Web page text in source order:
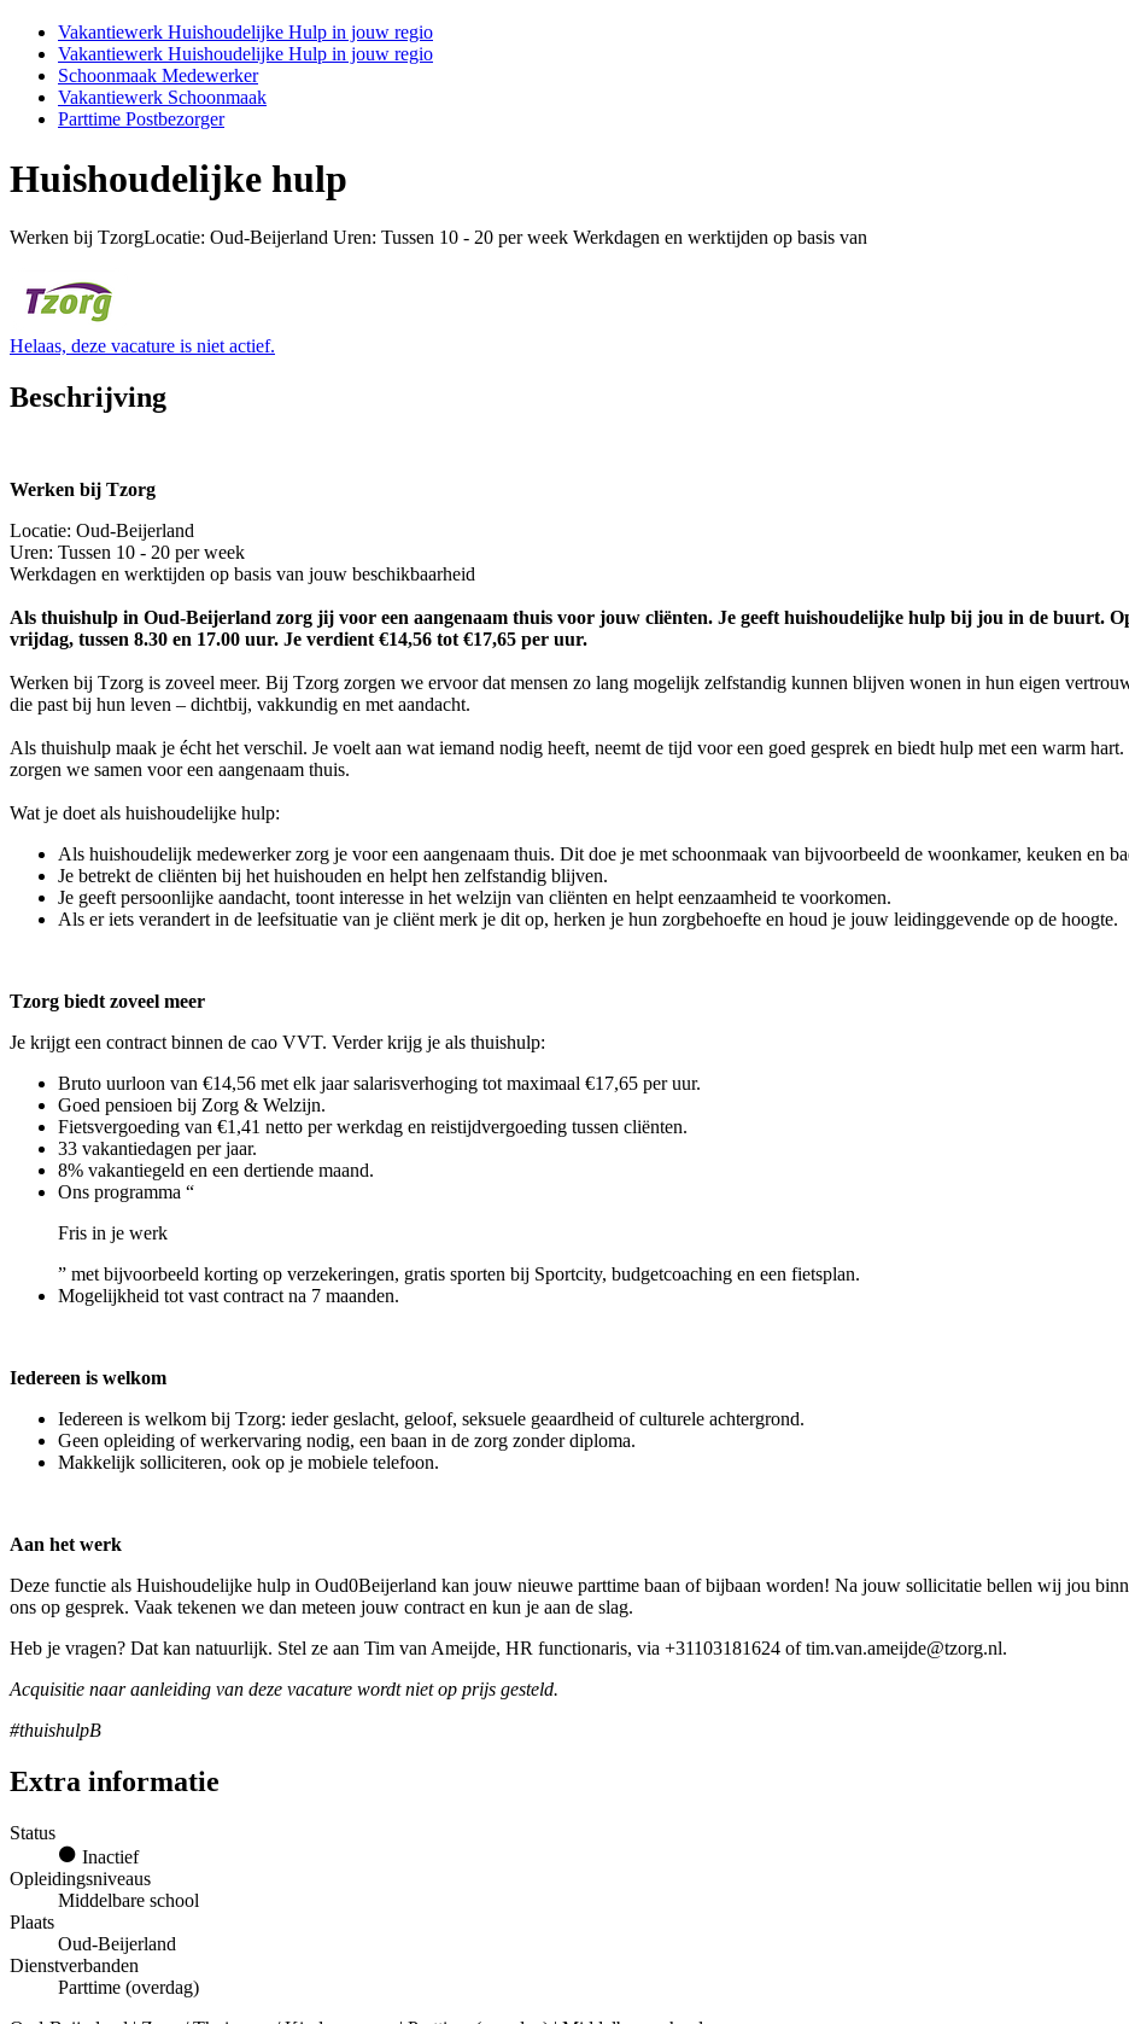
Vakantiewerk Huishoudelijke Hulp in jouw regio
Vakantiewerk Huishoudelijke Hulp in jouw regio
Schoonmaak Medewerker
Vakantiewerk Schoonmaak
Parttime Postbezorger
Huishoudelijke hulp
Werken bij TzorgLocatie: Oud-Beijerland Uren: Tussen 10 - 20 per week Werkdagen en werktijden op basis van
Helaas, deze vacature is niet actief.
Beschrijving
Werken bij Tzorg
Locatie: Oud-Beijerland
Uren: Tussen 10 - 20 per week
Werkdagen en werktijden op basis van jouw beschikbaarheid
Als thuishulp in Oud-Beijerland zorg jij voor een aangenaam thuis voor jouw cliënten. Je geeft huishoudelijke hulp bij jou in de buurt.
vrijdag, tussen 8.30 en 17.00 uur. Je verdient €14,56 tot €17,65 per uur.
Werken bij Tzorg is zoveel meer. Bij Tzorg zorgen we ervoor dat mensen zo lang mogelijk zelfstandig kunnen blijven wonen in hun eigen
die past bij hun leven – dichtbij, vakkundig en met aandacht.
Als thuishulp maak je écht het verschil. Je voelt aan wat iemand nodig heeft, neemt de tijd voor een goed gesprek en biedt hulp met een warm
zorgen we samen voor een aangenaam thuis.
Wat je doet als huishoudelijke hulp:
Als huishoudelijk medewerker zorg je voor een aangenaam thuis. Dit doe je met schoonmaak van bijvoorbeeld de woonkamer, keuken en
Je betrekt de cliënten bij het huishouden en helpt hen zelfstandig blijven.
Je geeft persoonlijke aandacht, toont interesse in het welzijn van cliënten en helpt eenzaamheid te voorkomen.
Als er iets verandert in de leefsituatie van je cliënt merk je dit op, herken je hun zorgbehoefte en houd je jouw leidinggevende op de hoogte.
Tzorg biedt zoveel meer
Je krijgt een contract binnen de cao VVT. Verder krijg je als thuishulp:
Bruto uurloon van €14,56 met elk jaar salarisverhoging tot maximaal €17,65 per uur.
Goed pensioen bij Zorg & Welzijn.
Fietsvergoeding van €1,41 netto per werkdag en reistijdvergoeding tussen cliënten.
33 vakantiedagen per jaar.
8% vakantiegeld en een dertiende maand.
Ons programma “
Fris in je werk
” met bijvoorbeeld korting op verzekeringen, gratis sporten bij Sportcity, budgetcoaching en een fietsplan.
Mogelijkheid tot vast contract na 7 maanden.
Iedereen is welkom
Iedereen is welkom bij Tzorg: ieder geslacht, geloof, seksuele geaardheid of culturele achtergrond.
Geen opleiding of werkervaring nodig, een baan in de zorg zonder diploma.
Makkelijk solliciteren, ook op je mobiele telefoon.
Aan het werk
Deze functie als Huishoudelijke hulp in Oud0Beijerland kan jouw nieuwe parttime baan of bijbaan worden! Na jouw sollicitatie bellen wij jou
ons op gesprek. Vaak tekenen we dan meteen jouw contract en kun je aan de slag.
Heb je vragen? Dat kan natuurlijk. Stel ze aan Tim van Ameijde, HR functionaris, via +31103181624 of tim.van.ameijde@tzorg.nl.
Acquisitie naar aanleiding van deze vacature wordt niet op prijs gesteld.
#thuishulpB
Extra informatie
Status
Inactief
Opleidingsniveaus
Middelbare school
Plaats
Oud-Beijerland
Dienstverbanden
Parttime (overdag)